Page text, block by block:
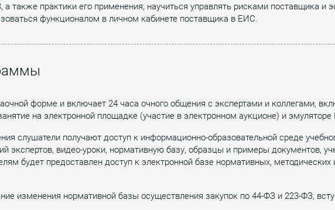
практики его применения; научиться управлять рисками поставщика и
функционалом в личном кабинете поставщика в ЕИС.
форме и включает 24 часа очного общения с экспертами и коллегами,
на электронной площадке (участие в электронном аукционе) и
слушатели получают доступ к информационно-образовательной среде
экспертов, видео-уроки, нормативную базу, образцы и примеры документов,
будет предоставлен доступ к электронной базе нормативных,
изменения нормативной базы осуществления закупок по 44-ФЗ и 223-ФЗ,